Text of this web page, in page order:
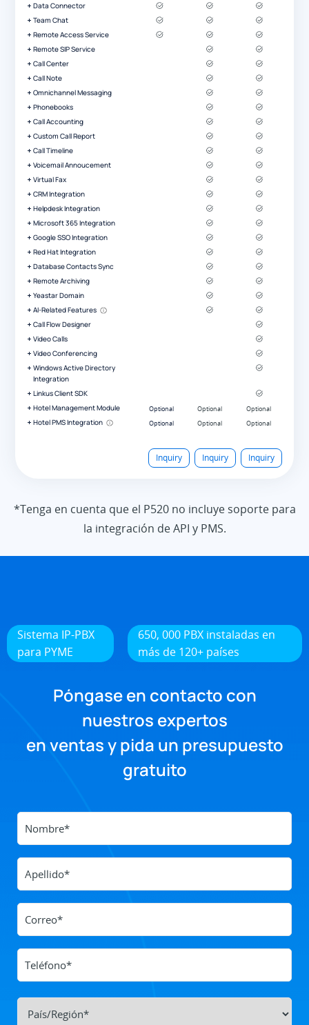
Data Connector
Team Chat
Remote Access Service
Remote SIP Service
Call Center
Call Note
Omnichannel Messaging
Phonebooks
Call Accounting
Custom Call Report
Call Timeline
Voicemail Annoucement
Virtual Fax
CRM Integration
Helpdesk Integration
Microsoft 365 Integration
Google SSO Integration
Red Hat Integration
Database Contacts Sync
Remote Archiving
Yeastar Domain
AI-Related Features
Call Flow Designer
Video Calls
Video Conferencing
Windows Active Directory
Integration
Linkus Client SDK
Hotel Management Module
Optional
Hotel PMS Integration Optional
Inquiry Inquiry Inquiry
*Tenga en cuenta que el P520 no incluye soporte para
la integración de API y PMS.
Sistema IP-PBX
para PYME
650, 000 PBX instaladas en
más de 120+ países
Póngase en contacto con
nuestros expertos
en ventas y pida un presupuesto
gratuito